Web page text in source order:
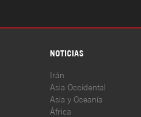
NOTICIAS
Irán
Asia Occidental
Asia y Oceanía
África